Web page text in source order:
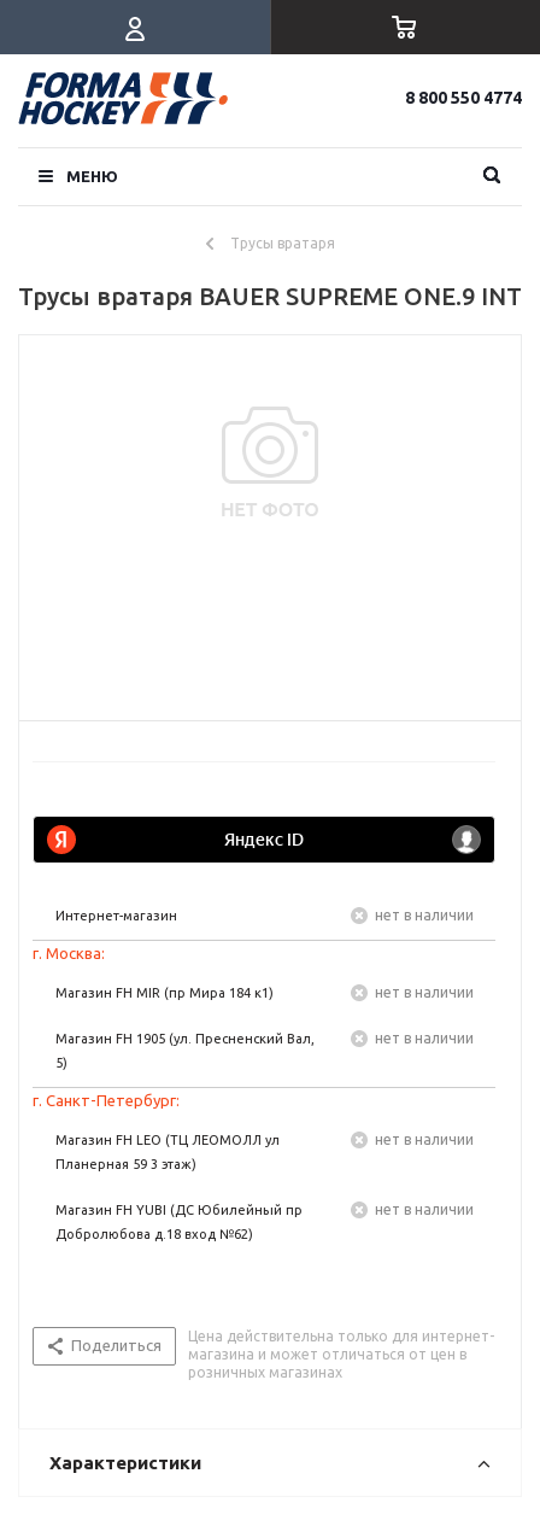
8 800 550 4774
МЕНЮ
Трусы вратаря
Трусы вратаря BAUER SUPREME ONE.9 INT
Интернет-магазин Нет в наличии
г. Москва:
Магазин FH MIR (пр Мира 184 к1) Нет в наличии
Магазин FH 1905 (ул. Пресненский Вал,
5)
Нет в наличии
г. Санкт-Петербург:
Магазин FH LEO (ТЦ ЛЕОМОЛЛ ул
Планерная 59 3 этаж)
Нет в наличии
Магазин FH YUBI (ДС Юбилейный пр
Добролюбова д.18 вход №62)
Нет в наличии
Поделиться
Цена действительна только для интернет-
магазина и может отличаться от цен в
розничных магазинах
Характеристики